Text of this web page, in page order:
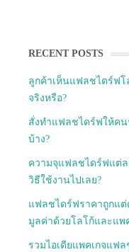
RECENT POSTS
ลูกค้าเห็นแฟลชไดร์ฟ
จริงหรือ?
สั่งทำแฟลชไดร์ฟให้คน
บ้าง?
ความจุแฟลชไดร์ฟแต่
วิธีใช้งานไปเลย?
แฟลชไดร์ฟราคาถูกแต่
มูลค่าด้วยโลโก้และแพ
รวมไอเดียแพคเกจแฟ